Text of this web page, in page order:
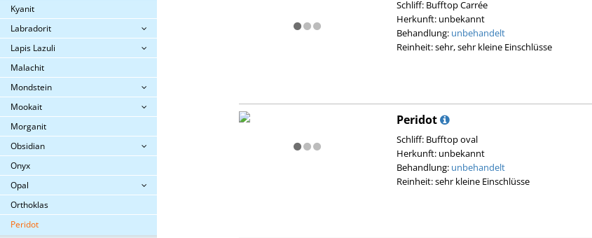
Kyanit
Labradorit
Lapis Lazuli
Malachit
Mondstein
Mookait
Morganit
Obsidian
Onyx
Opal
Orthoklas
Peridot
Schliff: Bufftop Carrée
Herkunft: unbekannt
Behandlung: unbehandelt
Reinheit: sehr, sehr kleine Einschlüsse
Peridot
Schliff: Bufftop oval
Herkunft: unbekannt
Behandlung: unbehandelt
Reinheit: sehr kleine Einschlüsse